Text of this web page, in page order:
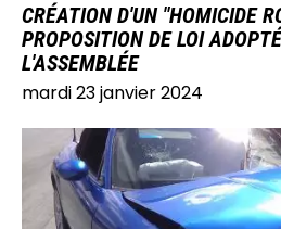
CRÉATION D'UN "HOMICIDE
PROPOSITION DE LOI
L'ASSEMBLÉE
mardi 23 janvier 2024
IMAGE